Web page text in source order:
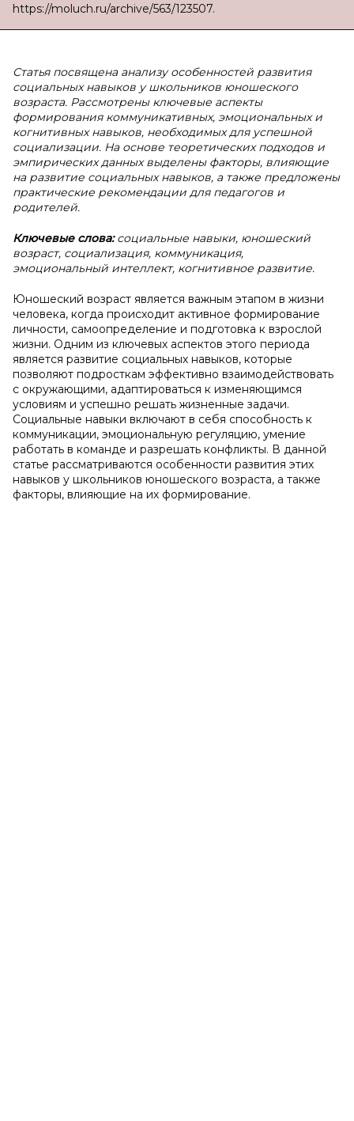
https://moluch.ru/archive/563/123507.
Статья посвящена анализу особенностей развития
социальных навыков у школьников юношеского
возраста. Рассмотрены ключевые аспекты
формирования коммуникативных, эмоциональных и
когнитивных навыков, необходимых для успешной
социализации. На основе теоретических подходов и
эмпирических данных выделены факторы, влияющие
на развитие социальных навыков, а также предложены
практические рекомендации для педагогов и
родителей.
Ключевые слова:социальные навыки, юношеский
возраст, социализация, коммуникация,
эмоциональный интеллект, когнитивное развитие.
Юношеский возраст является важным этапом в жизни
человека, когда происходит активное формирование
личности, самоопределение и подготовка к взрослой
жизни. Одним из ключевых аспектов этого периода
является развитие социальных навыков, которые
позволяют подросткам эффективно взаимодействовать
с окружающими, адаптироваться к изменяющимся
условиям и успешно решать жизненные задачи.
Социальные навыки включают в себя способность к
коммуникации, эмоциональную регуляцию, умение
работать в команде и разрешать конфликты. В данной
статье рассматриваются особенности развития этих
навыков у школьников юношеского возраста, а также
факторы, влияющие на их формирование.